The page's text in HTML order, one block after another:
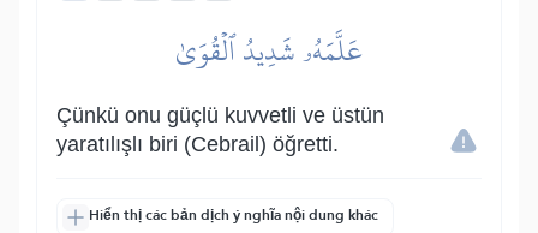
عَلَّمَهُۥ شَدِيدُ ٱلۡقُوَىٰ
Çünkü onu güçlü kuvvetli ve üstün
yaratılışlı biri (Cebrail) öğretti.
Hiển thị các bản dịch ý nghĩa nội dung khác